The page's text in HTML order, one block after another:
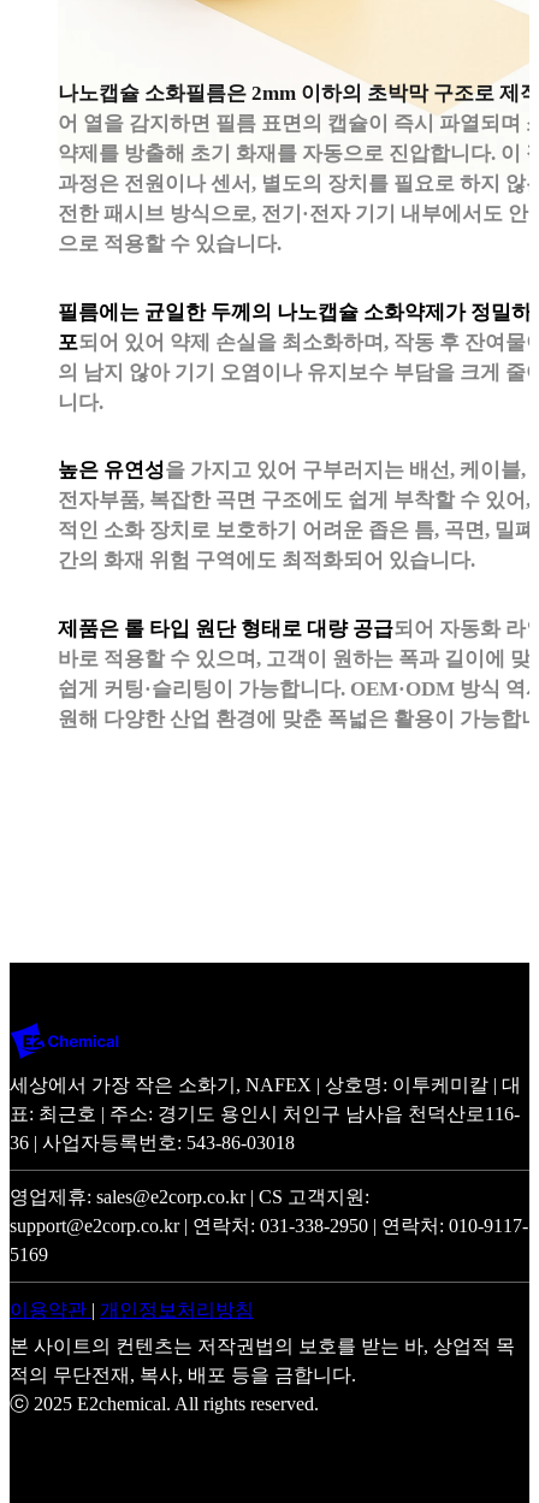
나노캡슐 소화필름은 2mm 이하의 초박막 구조로 제작
어 열을 감지하면 필름 표면의 캡슐이 즉시 파열되며
약제를 방출해 초기 화재를 자동으로 진압합니다. 이
과정은 전원이나 센서, 별도의 장치를 필요로 하지 않
전한 패시브 방식으로, 전기·전자 기기 내부에서도 안
으로 적용할 수 있습니다.
필름에는 균일한 두께의 나노캡슐 소화약제가 정밀하
포되어 있어 약제 손실을 최소화하며, 작동 후 잔여물
의 남지 않아 기기 오염이나 유지보수 부담을 크게 줄
니다.
높은 유연성을 가지고 있어 구부러지는 배선, 케이블,
전자부품, 복잡한 곡면 구조에도 쉽게 부착할 수 있어,
적인 소화 장치로 보호하기 어려운 좁은 틈, 곡면, 밀
간의 화재 위험 구역에도 최적화되어 있습니다.
제품은 롤 타입 원단 형태로 대량 공급되어 자동화 라
바로 적용할 수 있으며, 고객이 원하는 폭과 길이에 맞
쉽게 커팅·슬리팅이 가능합니다. OEM·ODM 방식 역
원해 다양한 산업 환경에 맞춘 폭넓은 활용이 가능합
세상에서 가장 작은 소화기, NAFEX | 상호명: 이투케미칼 | 대
표: 최근호 | 주소: 경기도 용인시 처인구 남사읍 천덕산로116-
36 | 사업자등록번호: 543-86-03018
영업제휴: sales@e2corp.co.kr | CS 고객지원:
support@e2corp.co.kr | 연락처: 031-338-2950 | 연락처: 010-9117-
5169
이용약관 | 개인정보처리방침
본 사이트의 컨텐츠는 저작권법의 보호를 받는 바, 상업적 목
적의 무단전재, 복사, 배포 등을 금합니다.
ⓒ 2025 E2chemical. All rights reserved.